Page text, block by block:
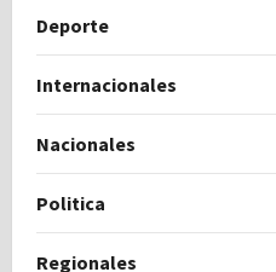
Deporte
Internacionales
Nacionales
Politica
Regionales